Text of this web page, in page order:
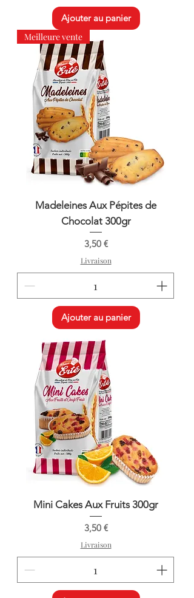
Ajouter au panier
Meilleure vente
Madeleines Aux Pépites de
Chocolat 300gr
Prix
3,50 €
Livraison
Ajouter au panier
Mini Cakes Aux Fruits 300gr
Prix
3,50 €
Livraison